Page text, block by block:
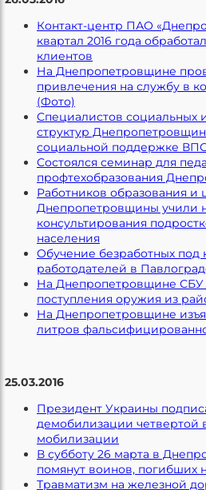
Контакт-центр ПАО
квартал 2016 года
клиентов
На Днепропетровщине
привлечения на службу в
(Фото)
Специалистов социальных
структур
социальной поддержке
Состоялся семинар для
профтехобразования
Работников образования и
Днепропетровщины учили
консультирования
населения
Обучение безработных под
работодателей в
На Днепропетровщине СБУ
поступления оружия из
На Днепропетровщине
литров
25.03.2016
Президент Украины
демобилизации четвертой
мобилизации
В субботу 26 марта в
помянут воинов, погибших
Травматизм на железной